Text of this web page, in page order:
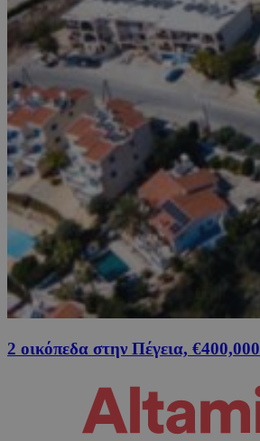
2 οικόπεδα στην Πέγεια, €400,000